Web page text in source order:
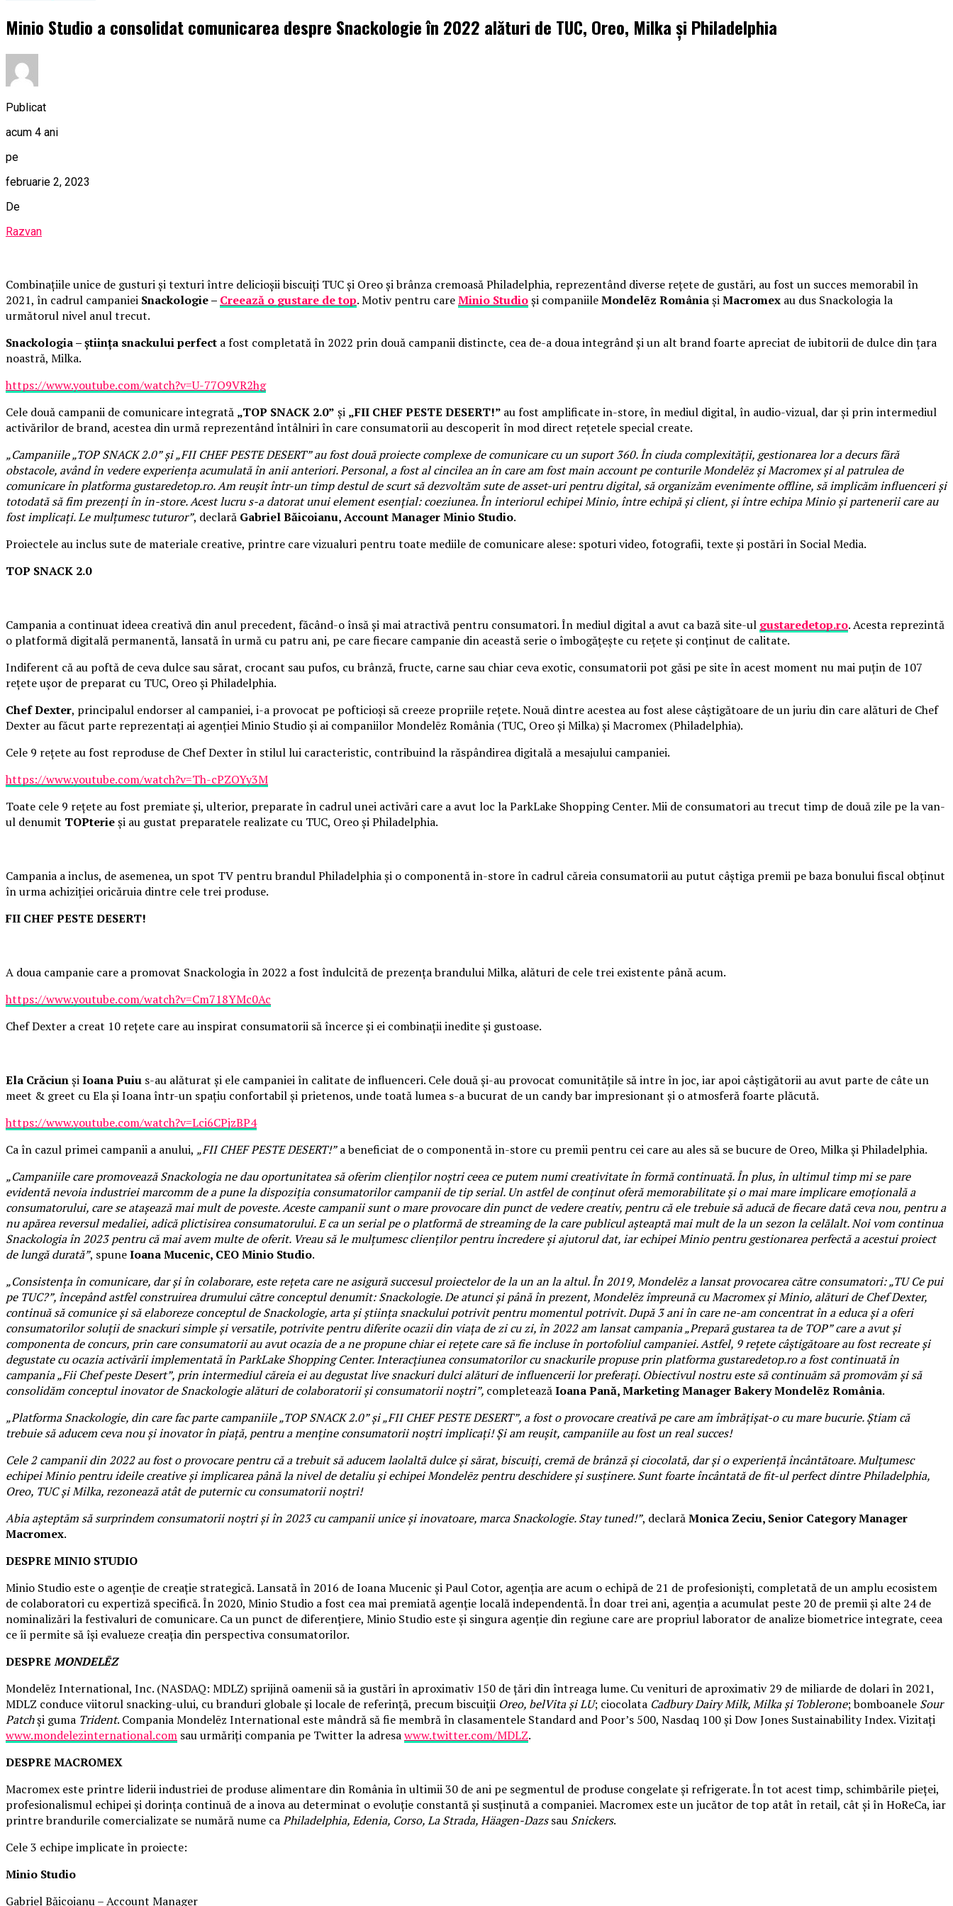
Minio Studio a consolidat comunicarea despre Snackologie în 2022 alături de TUC, Oreo, Milka și Philadelphia
Publicat
acum 4 ani
pe
februarie 2, 2023
De
Razvan
Combinațiile unice de gusturi și texturi între delicioșii biscuiți TUC și Oreo și brânza cremoasă Philadelphia, reprezentând diverse rețete de gustări, au fost un succes memorabil în
2021, în cadrul campaniei Snackologie – Creează o gustare de top. Motiv pentru careMinio Studioși companiileMondelēz RomâniașiMacromex au dus Snackologia la
următorul nivel anul trecut.
Snackologia – știința snackului perfect a fost completată în 2022 prin două campanii distincte, cea de-a doua integrând și un alt brand foarte apreciat de iubitorii de dulce din țara
noastră, Milka.
https://www.youtube.com/watch?v=U-77O9VR2hg
Cele două campanii de comunicare integrată „TOP SNACK 2.0” și „FII CHEF PESTE DESERT!” au fost amplificate in-store, în mediul digital, în audio-vizual, dar și prin intermediul
activărilor de brand, acestea din urmă reprezentând întâlniri în care consumatorii au descoperit în mod direct rețetele special create.
„Campaniile „TOP SNACK 2.0” și „FII CHEF PESTE DESERT” au fost două proiecte complexe de comunicare cu un suport 360. În ciuda complexității, gestionarea lor a decurs fără
obstacole, având în vedere experiența acumulată în anii anteriori. Personal, a fost al cincilea an în care am fost main account pe conturile Mondelēz și Macromex și al patrulea de
comunicare în platforma gustaredetop.ro. Am reușit într-un timp destul de scurt să dezvoltăm sute de asset-uri pentru digital, să organizăm evenimente offline, să implicăm influenceri și
totodată să fim prezenți în in-store. Acest lucru s-a datorat unui element esențial: coeziunea. În interiorul echipei Minio, între echipă și client, și între echipa Minio și partenerii care au
fost implicați. Le mulțumesc tuturor”, declară Gabriel Băicoianu, Account Manager Minio Studio.
Proiectele au inclus sute de materiale creative, printre care vizualuri pentru toate mediile de comunicare alese: spoturi video, fotografii, texte și postări în Social Media.
TOP SNACK 2.0
Campania a continuat ideea creativă din anul precedent, făcând-o însă și mai atractivă pentru consumatori. În mediul digital a avut ca bază site-ul gustaredetop.ro. Acesta reprezintă
o platformă digitală permanentă, lansată în urmă cu patru ani, pe care fiecare campanie din această serie o îmbogățește cu rețete și conținut de calitate.
Indiferent că au poftă de ceva dulce sau sărat, crocant sau pufos, cu brânză, fructe, carne sau chiar ceva exotic, consumatorii pot găsi pe site în acest moment nu mai puțin de 107
rețete ușor de preparat cu TUC, Oreo și Philadelphia.
Chef Dexter, principalul endorser al campaniei, i-a provocat pe pofticioși să creeze propriile rețete. Nouă dintre acestea au fost alese câștigătoare de un juriu din care alături de Chef
Dexter au făcut parte reprezentați ai agenției Minio Studio și ai companiilor Mondelēz România (TUC, Oreo și Milka) și Macromex (Philadelphia).
Cele 9 rețete au fost reproduse de Chef Dexter în stilul lui caracteristic, contribuind la răspândirea digitală a mesajului campaniei.
https://www.youtube.com/watch?v=Th-cPZOYy3M
Toate cele 9 rețete au fost premiate și, ulterior, preparate în cadrul unei activări care a avut loc la ParkLake Shopping Center. Mii de consumatori au trecut timp de două zile pe la van-
ul denumit TOPterieși au gustat preparatele realizate cu TUC, Oreo și Philadelphia.
Campania a inclus, de asemenea, un spot TV pentru brandul Philadelphia și o componentă in-store în cadrul căreia consumatorii au putut câștiga premii pe baza bonului fiscal obținut
în urma achiziției oricăruia dintre cele trei produse.
FII CHEF PESTE DESERT!
A doua campanie care a promovat Snackologia în 2022 a fost îndulcită de prezența brandului Milka, alături de cele trei existente până acum.
https://www.youtube.com/watch?v=Cm718YMc0Ac
Chef Dexter a creat 10 rețete care au inspirat consumatorii să încerce și ei combinații inedite și gustoase.
Ela CrăciunșiIoana Puiu s-au alăturat și ele campaniei în calitate de influenceri. Cele două și-au provocat comunitățile să intre în joc, iar apoi câștigătorii au avut parte de câte un
meet & greet cu Ela și Ioana într-un spațiu confortabil și prietenos, unde toată lumea s-a bucurat de un candy bar impresionant și o atmosferă foarte plăcută.
https://www.youtube.com/watch?v=Lci6CPjzBP4
Ca în cazul primei campanii a anului, „FII CHEF PESTE DESERT!”a beneficiat de o componentă in-store cu premii pentru cei care au ales să se bucure de Oreo, Milka și Philadelphia.
„Campaniile care promovează Snackologia ne dau oportunitatea să oferim clienților noștri ceea ce putem numi creativitate în formă continuată. În plus, în ultimul timp mi se pare
evidentă nevoia industriei marcomm de a pune la dispoziția consumatorilor campanii de tip serial. Un astfel de conținut oferă memorabilitate și o mai mare implicare emoțională a
consumatorului, care se atașează mai mult de poveste. Aceste campanii sunt o mare provocare din punct de vedere creativ, pentru că ele trebuie să aducă de fiecare dată ceva nou, pentru a
nu apărea reversul medaliei, adică plictisirea consumatorului. E ca un serial pe o platformă de streaming de la care publicul așteaptă mai mult de la un sezon la celălalt. Noi vom continua
Snackologia în 2023 pentru că mai avem multe de oferit. Vreau să le mulțumesc clienților pentru încredere și ajutorul dat, iar echipei Minio pentru gestionarea perfectă a acestui proiect
de lungă durată”, spuneIoana Mucenic, CEO Minio Studio.
„Consistența în comunicare, dar și în colaborare, este rețeta care ne asigură succesul proiectelor de la un an la altul. În 2019, Mondelēz a lansat provocarea către consumatori: „TU Ce pui
pe TUC?”, începând astfel construirea drumului către conceptul denumit: Snackologie. De atunci și până în prezent, Mondelēz împreună cu Macromex și Minio, alături de Chef Dexter,
continuă să comunice și să elaboreze conceptul de Snackologie, arta și știința snackului potrivit pentru momentul potrivit. După 3 ani în care ne-am concentrat în a educa și a oferi
consumatorilor soluții de snackuri simple și versatile, potrivite pentru diferite ocazii din viața de zi cu zi, în 2022 am lansat campania „Prepară gustarea ta de TOP” care a avut și
componenta de concurs, prin care consumatorii au avut ocazia de a ne propune chiar ei rețete care să fie incluse în portofoliul campaniei. Astfel, 9 rețete câștigătoare au fost recreate și
degustate cu ocazia activării implementată în ParkLake Shopping Center. Interacțiunea consumatorilor cu snackurile propuse prin platforma gustaredetop.ro a fost continuată în
campania „Fii Chef peste Desert”, prin intermediul căreia ei au degustat live snackuri dulci alături de influencerii lor preferați. Obiectivul nostru este să continuăm să promovăm și să
consolidăm conceptul inovator de Snackologie alături de colaboratorii și consumatorii noștri”, completeazăIoana Pană, Marketing Manager Bakery Mondelēz România.
„Platforma Snackologie, din care fac parte campaniile „TOP SNACK 2.0” și „FII CHEF PESTE DESERT”, a fost o provocare creativă pe care am îmbrățișat-o cu mare bucurie. Știam că
trebuie să aducem ceva nou și inovator în piață, pentru a menține consumatorii noștri implicați! Și am reușit, campaniile au fost un real succes!
Cele 2 campanii din 2022 au fost o provocare pentru că a trebuit să aducem laolaltă dulce și sărat, biscuiți, cremă de brânză și ciocolată, dar și o experiență încântătoare. Mulțumesc
echipei Minio pentru ideile creative și implicarea până la nivel de detaliu și echipei Mondelēz pentru deschidere și susținere. Sunt foarte încântată de fit-ul perfect dintre Philadelphia,
Oreo, TUC și Milka, rezonează atât de puternic cu consumatorii noștri!
Abia așteptăm să surprindem consumatorii noștri și în 2023 cu campanii unice și inovatoare, marca Snackologie. Stay tuned!”, declarăMonica Zeciu, Senior Category Manager
Macromex.
DESPRE MINIO STUDIO
Minio Studio este o agenție de creație strategică. Lansată în 2016 de Ioana Mucenic și Paul Cotor, agenția are acum o echipă de 21 de profesioniști, completată de un amplu ecosistem
de colaboratori cu expertiză specifică. În 2020, Minio Studio a fost cea mai premiată agenție locală independentă. În doar trei ani, agenția a acumulat peste 20 de premii și alte 24 de
nominalizări la festivaluri de comunicare. Ca un punct de diferențiere, Minio Studio este și singura agenție din regiune care are propriul laborator de analize biometrice integrate, ceea
ce îi permite să își evalueze creația din perspectiva consumatorilor.
DESPRE MONDELĒZ
Mondelēz International, Inc. (NASDAQ: MDLZ) sprijină oamenii să ia gustări în aproximativ 150 de țări din întreaga lume. Cu venituri de aproximativ 29 de miliarde de dolari în 2021,
MDLZ conduce viitorul snacking-ului, cu branduri globale și locale de referință, precum biscuiții Oreo, belVita și LU; ciocolata Cadbury Dairy Milk, Milka și Toblerone; bomboanele Sour
Patchși guma Trident. Compania Mondelēz International este mândră să fie membră în clasamentele Standard and Poor’s 500, Nasdaq 100 și Dow Jones Sustainability Index. Vizitați
www.mondelezinternational.com sau urmăriți compania pe Twitter la adresawww.twitter.com/MDLZ.
DESPRE MACROMEX
Macromex este printre liderii industriei de produse alimentare din România în ultimii 30 de ani pe segmentul de produse congelate și refrigerate. În tot acest timp, schimbările pieței,
profesionalismul echipei și dorința continuă de a inova au determinat o evoluție constantă și susținută a companiei. Macromex este un jucător de top atât în retail, cât și în HoReCa, iar
printre brandurile comercializate se numără nume caPhiladelphia, Edenia, Corso, La Strada, Häagen-Dazssau Snickers.
Cele 3 echipe implicate în proiecte:
Minio Studio
Gabriel Băicoianu – Account Manager